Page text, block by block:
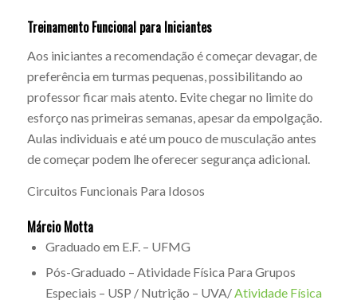
Treinamento Funcional para Iniciantes
Aos iniciantes a recomendação é começar devagar, de
preferência em turmas pequenas, possibilitando ao
professor ficar mais atento. Evite chegar no limite do
esforço nas primeiras semanas, apesar da empolgação.
Aulas individuais e até um pouco de musculação antes
de começar podem lhe oferecer segurança adicional.
Circuitos Funcionais Para Idosos
Márcio Motta
Graduado em E.F. – UFMG
Pós-Graduado – Atividade Física Para Grupos
Especiais – USP / Nutrição – UVA/ Atividade Física